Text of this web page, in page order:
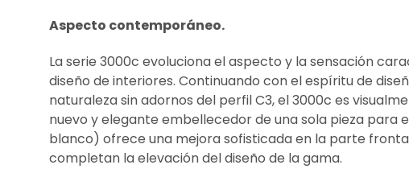
Aspecto contemporáneo.
La serie 3000c evoluciona el aspecto y la sensación
diseño de interiores. Continuando con el espíritu de
naturaleza sin adornos del perfil C3, el 3000c es
nuevo y elegante embellecedor de una sola pieza
blanco) ofrece una mejora sofisticada en la parte
completan la elevación del diseño de la gama.